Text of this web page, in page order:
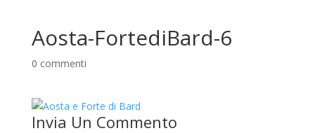
Aosta-FortediBard-6
0 commenti
Invia Un Commento